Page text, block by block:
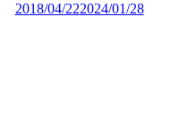
2018/04/222024/01/28